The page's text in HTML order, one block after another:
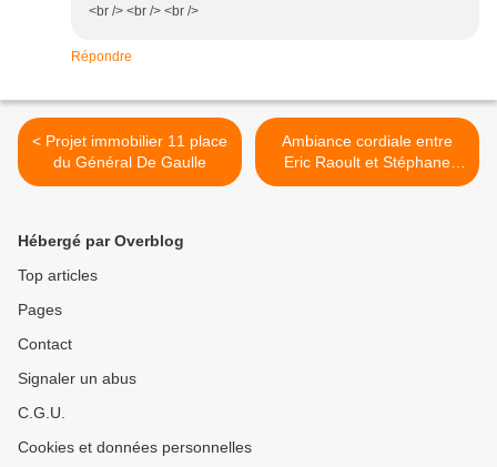
<br /> <br /> <br />
Répondre
< Projet immobilier 11 place
du Général De Gaulle
Ambiance cordiale entre
Eric Raoult et Stéphane
Lapidus >
Hébergé par Overblog
Top articles
Pages
Contact
Signaler un abus
C.G.U.
Cookies et données personnelles